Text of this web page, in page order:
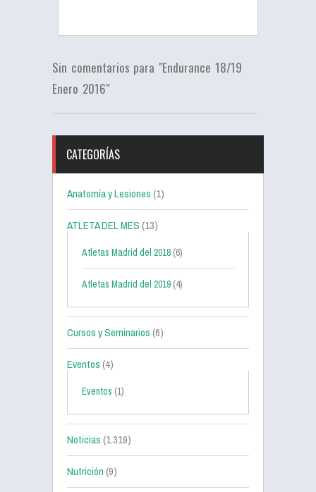
Sin comentarios para "Endurance 18/19
Enero 2016"
CATEGORÍAS
Anatomía y Lesiones(1)
ATLETA DEL MES(13)
Atletas Madrid del 2018 (6)
Atletas Madrid del 2019 (4)
Cursos y Seminarios(6)
Eventos(4)
Eventos (1)
Noticias(1.319)
Nutrición(9)